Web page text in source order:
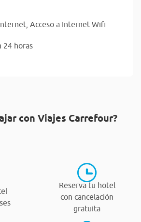
Acceso a Internet Wifi
24 horas
con Viajes Carrefour?
Reserva tu hotel
con cancelación
gratuita